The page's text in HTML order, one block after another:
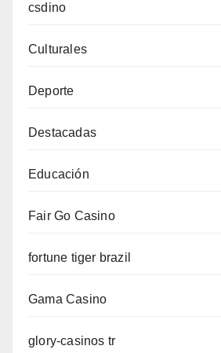
csdino
Culturales
Deporte
Destacadas
Educación
Fair Go Casino
fortune tiger brazil
Gama Casino
glory-casinos tr